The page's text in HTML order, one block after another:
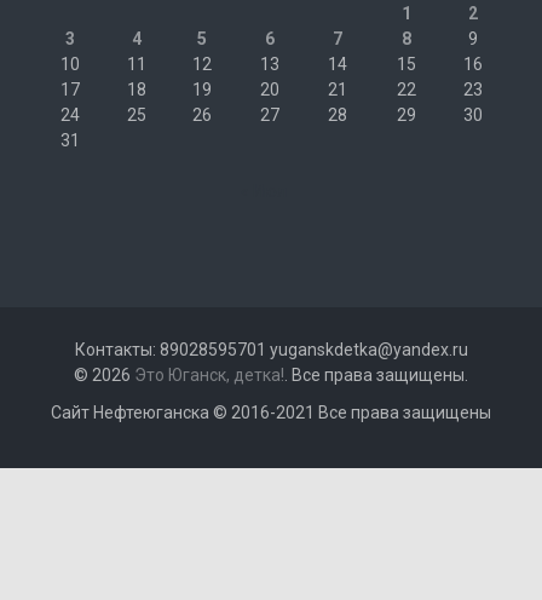
1
2
3
4 5 6 7 8
9
10
11 12 13 14 15
16
17
18 19 20 21 22
23
24
25 26 27 28 29
30
31
Контакты: 89028595701 yuganskdetka@yandex.ru
© 2026 Это Юганск, детка! . Все права защищены.
Сайт Нефтеюганска © 2016-2021 Все права защищены